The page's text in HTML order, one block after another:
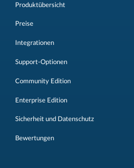
Produktübersicht
Preise
Integrationen
Support-Optionen
Community Edition
Enterprise Edition
Sicherheit und Datenschutz
Bewertungen